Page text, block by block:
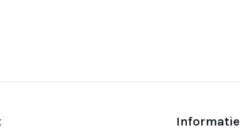
Informatie